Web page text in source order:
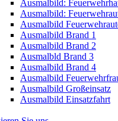
Ausmalbild:
Ausmalbild:
Ausmalbild
Ausmalbild Brand 1
Ausmalbild Brand 2
Ausmalbld Brand 3
Ausmalbild Brand 4
Ausmalbild
Ausmalbild Großeinsatz
Ausmalbild Einsatzfahrt